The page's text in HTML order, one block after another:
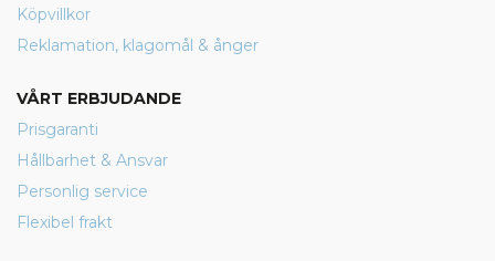
Köpvillkor
Reklamation, klagomål & ånger
VÅRT ERBJUDANDE
Prisgaranti
Hållbarhet & Ansvar
Personlig service
Flexibel frakt